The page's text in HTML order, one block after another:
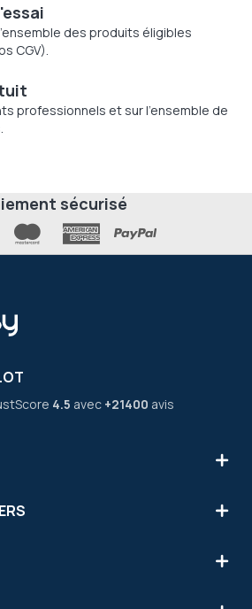
des produits éligibles
CGV).
professionnels et sur l'ensemble de
sécurisé
4.5 avec +21400 avis